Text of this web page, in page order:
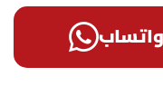
واتساب